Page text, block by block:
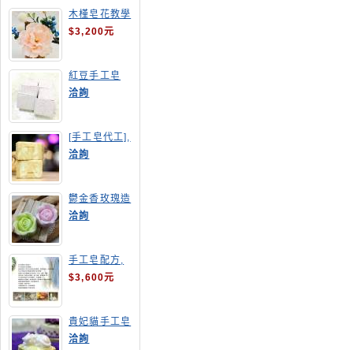
木槿皂花教學
$3,200元
紅豆手工皂
洽詢
[手工皂代工],
羊奶皂
洽詢
鬱金香玫瑰造
型手工皂
洽詢
手工皂配方,
手工皂教學
$3,600元
貴妃貓手工皂
洽詢